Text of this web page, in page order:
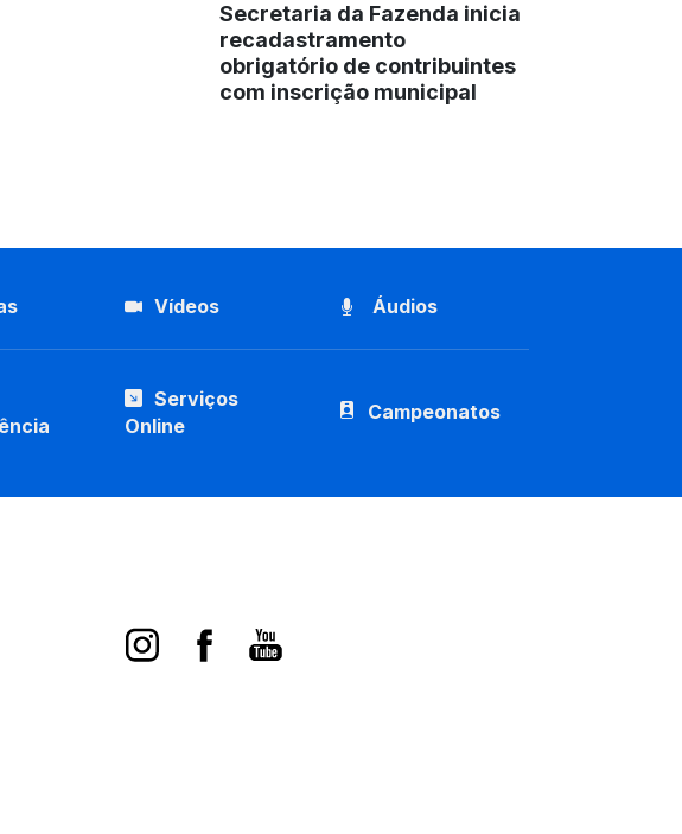
Secretaria da Fazenda inicia
recadastramento
obrigatório de contribuintes
com inscrição municipal
Vídeos Áudios
Serviços
Online
Campeonatos